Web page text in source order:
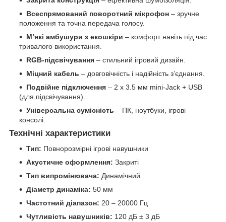
Всеспрямований поворотний мікрофон – зручне
положення та точна передача голосу.
М’які амбушури з екошкіри – комфорт навіть під час
тривалого використання.
RGB-підсвічування – стильний ігровий дизайн.
Міцний кабель – довговічність і надійність з’єднання.
Подвійне підключення – 2 x 3.5 мм mini-Jack + USB
(для підсвічування).
Універсальна сумісність – ПК, ноутбуки, ігрові
консолі.
Технічні характеристики
Тип: Повнорозмірні ігрові навушники
Акустичне оформлення: Закриті
Тип випромінювача: Динамічний
Діаметр динаміка: 50 мм
Частотний діапазон: 20 – 20000 Гц
Чутливість навушників: 120 дБ ± 3 дБ